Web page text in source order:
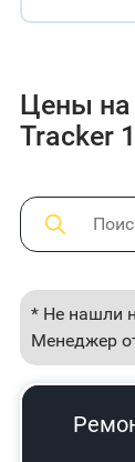
Цены на
Tracker
* Не нашли
Менеджер